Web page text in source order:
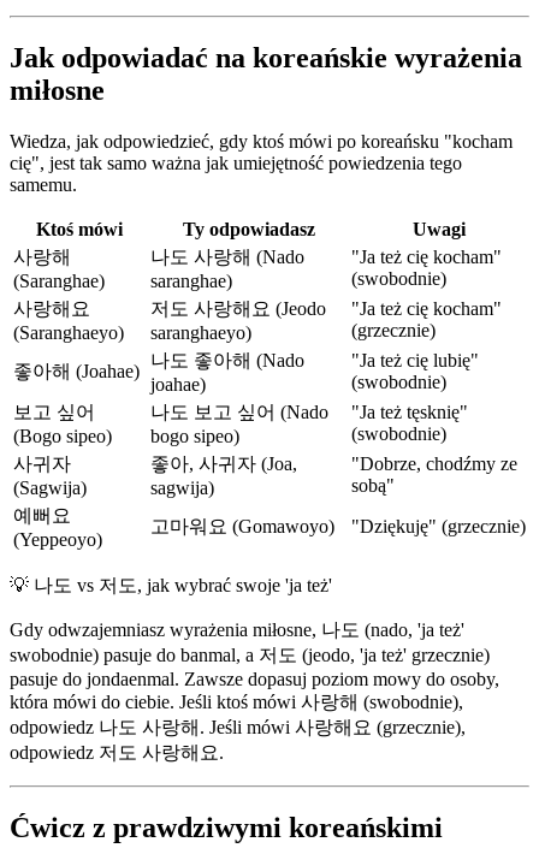
Jak odpowiadać na koreańskie wyrażenia
miłosne
Wiedza, jak odpowiedzieć, gdy ktoś mówi po koreańsku "kocham
cię", jest tak samo ważna jak umiejętność powiedzenia tego
samemu.
Ktoś mówi Ty odpowiadasz
Uwagi
사랑해
(Saranghae)
나도 사랑해 (Nado
saranghae)
"Ja też cię kocham"
(swobodnie)
사랑해요
(Saranghaeyo)
저도 사랑해요 (Jeodo
saranghaeyo)
"Ja też cię kocham"
(grzecznie)
좋아해 (Joahae)
나도 좋아해 (Nado
joahae)
"Ja też cię lubię"
(swobodnie)
보고 싶어
(Bogo sipeo)
나도 보고 싶어 (Nado
bogo sipeo)
"Ja też tęsknię"
(swobodnie)
사귀자
(Sagwija)
좋아, 사귀자 (Joa,
sagwija)
"Dobrze, chodźmy ze
sobą"
예뻐요
(Yeppeoyo)
고마워요 (Gomawoyo) "Dziękuję" (grzecznie)
💡 나도 vs 저도, jak wybrać swoje 'ja też'
Gdy odwzajemniasz wyrażenia miłosne, 나도 (nado, 'ja też'
swobodnie) pasuje do banmal, a 저도 (jeodo, 'ja też' grzecznie)
pasuje do jondaenmal. Zawsze dopasuj poziom mowy do osoby,
która mówi do ciebie. Jeśli ktoś mówi 사랑해 (swobodnie),
odpowiedz 나도 사랑해. Jeśli mówi 사랑해요 (grzecznie),
odpowiedz 저도 사랑해요.
Ćwicz z prawdziwymi koreańskimi